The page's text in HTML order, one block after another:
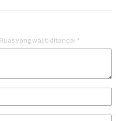
Ruas yang wajib ditandai *